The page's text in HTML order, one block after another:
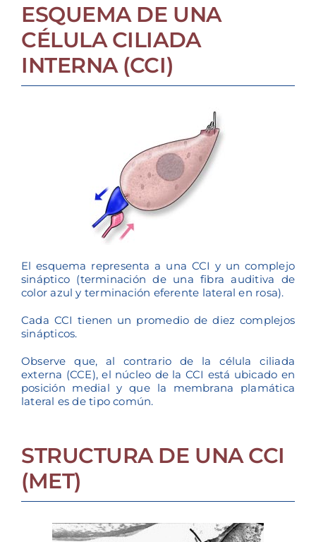
ESQUEMA DE UNA
CÉLULA CILIADA
INTERNA (CCI)
El esquema representa a una CCI y un complejo
sináptico (terminación de una fibra auditiva de
color azul y terminación eferente lateral en rosa).
Cada CCI tienen un promedio de diez complejos
sinápticos.
Observe que, al contrario de la célula ciliada
externa (CCE), el núcleo de la CCI está ubicado en
posición medial y que la membrana plamática
lateral es de tipo común.
STRUCTURA DE UNA CCI
(MET)